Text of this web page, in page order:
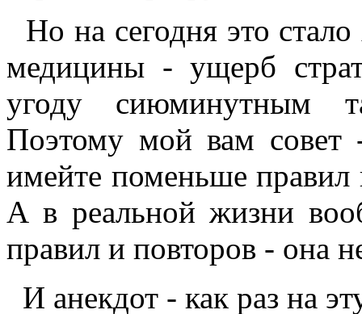
Но на сегодня это
медицины - ущерб
угоду сиюминутным
Поэтому мой вам совет
имейте поменьше
А в реальной жизни
правил и повторов - она
И анекдот - как раз на